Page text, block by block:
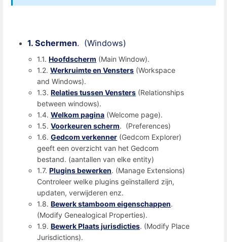
1. Schermen. (Windows)
1.1.Hoofdscherm (Main Window).
1.2.Werkruimte en Vensters (Workspace
and Windows).
1.3.Relaties tussen Vensters (Relationships
between windows).
1.4.Welkom pagina (Welcome page).
1.5.Voorkeuren scherm. (Preferences)
1.6.Gedcom verkenner (Gedcom Explorer)
geeft een overzicht van het Gedcom
bestand. (aantallen van elke entity)
1.7.Plugins bewerken. (Manage Extensions)
Controleer welke plugins geïnstallerd zijn,
updaten, verwijderen enz.
1.8.Bewerk stamboom eigenschappen.
(Modify Genealogical Properties).
1.9.Bewerk Plaats jurisdicties. (Modify Place
Jurisdictions).